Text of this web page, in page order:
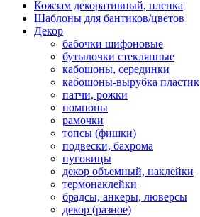
Кожзам декоративный, пленка
Шаблоны для бантиков/цветов
Декор
бабочки шифоновые
бутылочки стеклянные
кабошоны, серединки
кабошоны-вырубка пластик
патчи, рожки
помпоны
рамочки
топсы (фишки)
подвески, бахрома
пуговицы
декор объемный, наклейки
термонаклейки
брадсы, анкеры, люверсы
декор (разное)